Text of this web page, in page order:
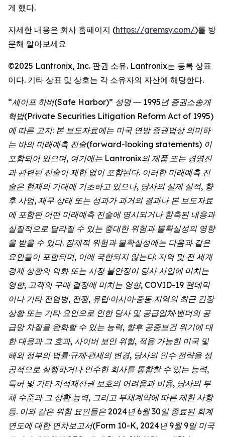
게 했다.
자세한 내용은 회사 홈페이지 (https://gremsy.com/)를 방
문해 알아보세요
©2025 Lantronix, Inc. 판권 소유. Lantronix는 등록 상표
이다. 기타 상표 및 상호는 각 소유자의 자산에 해당한다.
“세이프 하버(Safe Harbor)” 성명 ― 1995년 증권소송개
혁법(Private Securities Litigation Reform Act of 1995)
에 따른 고지: 본 보도자료에는 미국 연방 증권법상 의미하
는 바의 미래예측 진술(forward-looking statements) 이
포함되어 있으며, 여기에는 Lantronix의 제품 또는 경영진
과 관련된 진술이 제한 없이 포함된다. 이러한 미래예측 진
술은 현재의 기대에 기초하고 있으나, 당사의 실제 실적, 향
후 사업, 재무 상태 또는 성과가 과거의 결과나 본 보도자료
에 포함된 어떤 미래예측 진술에 명시되거나 함축된 내용과
실질적으로 달라질 수 있는 중대한 위험과 불확실성의 영향
을 받을 수 있다. 잠재적 위험과 불확실성에는 다음과 같은
요인들이 포함되며, 이에 국한되지 않는다: 지역 및 전 세계
경제 상황의 악화 또는 시장 불안정이 당사 사업에 미치는
영향, 고객의 구매 결정에 미치는 영향, COVID-19 팬데믹
이나 기타 전염병, 전쟁, 유럽·아시아·중동 지역의 최근 긴장
상황 또는 기타 요인으로 인한 당사 및 공급업체·벤더의 공
급망 차질을 완화할 수 있는 능력, 향후 공중보건 위기에 대
한 대응과 그 효과, 사이버 보안 위험, 적용 가능한 미국 및
해외 정부의 법률·규제·관세의 변경, 당사의 인수 전략을 성
공적으로 실행하거나 인수한 회사를 통합할 수 있는 능력,
특허 및 기타 지적재산권 보호의 어려움과 비용, 당사의 부
채 수준과 그 상환 능력, 그리고 부채계약에 따른 제한 사항
등. 이와 같은 위험 요인들은 2024년 6월 30일 종료된 회계
연도에 대한 연차보고서(Form 10-K, 2024년 9월 9일 미국